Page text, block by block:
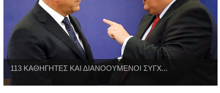
113 ΚΑΘΗΓΗΤΕΣ ΚΑΙ ΔΙΑΝΟΟΥΜΕΝΟΙ ΣΥΓΧ...